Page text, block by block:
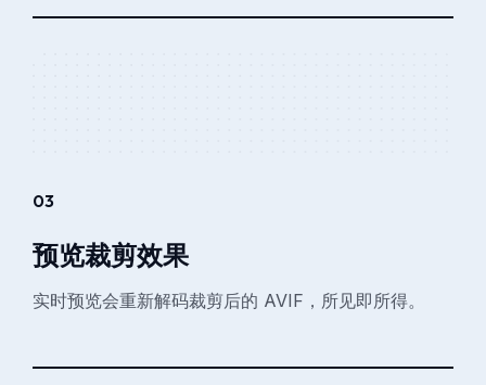
03
预览裁剪效果
实时预览会重新解码裁剪后的 AVIF，所见即所得。